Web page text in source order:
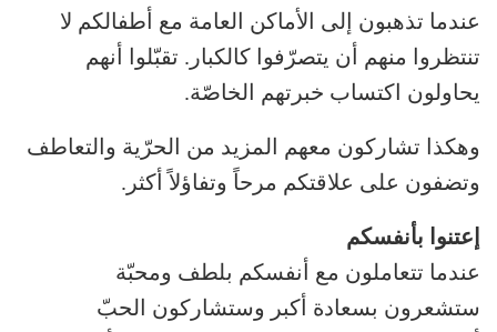
عندما تذهبون إلى الأماكن العامة مع أطفالكم لا
تنتظروا منهم أن يتصرّفوا كالكبار. تقبّلوا أنهم
يحاولون اكتساب خبرتهم الخاصّة.
وهكذا تشاركون معهم المزيد من الحرّية والتعاطف
وتضفون على علاقتكم مرحاً وتفاؤلاً أكثر.
إعتنوا بأنفسكم
عندما تتعاملون مع أنفسكم بلطف ومحبّة
ستشعرون بسعادة أكبر وستشاركون الحبّ